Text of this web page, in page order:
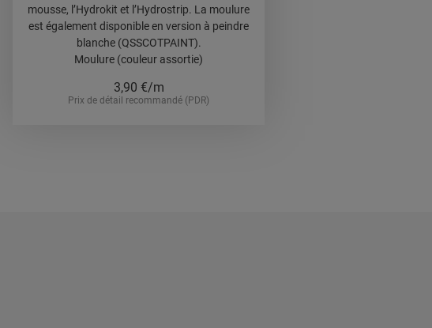
mousse, l’Hydrokit et l’Hydrostrip. La moulure
est également disponible en version à peindre
blanche (QSSCOTPAINT).
Moulure (couleur assortie)
3,90 €/m
Prix de détail recommandé (PDR)